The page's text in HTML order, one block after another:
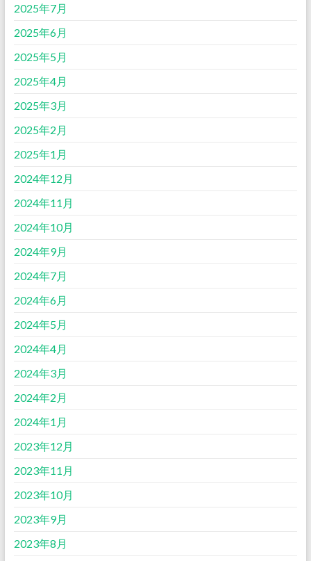
2025年7月
2025年6月
2025年5月
2025年4月
2025年3月
2025年2月
2025年1月
2024年12月
2024年11月
2024年10月
2024年9月
2024年7月
2024年6月
2024年5月
2024年4月
2024年3月
2024年2月
2024年1月
2023年12月
2023年11月
2023年10月
2023年9月
2023年8月